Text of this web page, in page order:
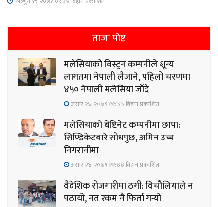
ताजा पोष्ट
मलेसियाको विस्ट्रन कम्पनीले शून्य
लागतमा नेपाली लैजाने, पहिलो चरणमा
४५० नेपाली मलेसिया जाँदै
असार २४, २०७९ ११;५५ बिहान प्रकाशित
मलेसियाको बेष्टिनेट कम्पनीमा छापा:
सिण्डिकेटबारे सोधपुछ, अमिन उच्च
निगरानीमा
असार २४, २०७९ ११;४४ बिहान प्रकाशित
वैदेशिक रोजगारीमा ठगी: विचौलियाले न
पठायो, नत रकम नै फिर्ता गर्‍यो